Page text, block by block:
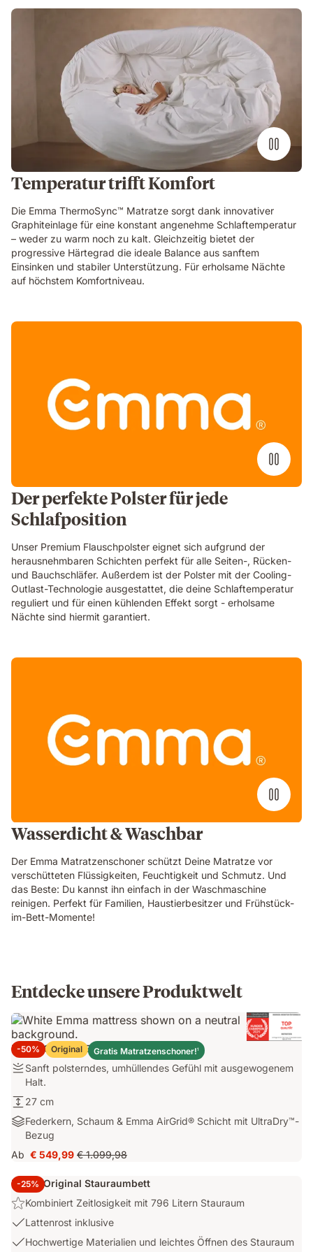
Temperatur trifft Komfort
Die Emma ThermoSync™ Matratze sorgt dank innovativer
Graphiteinlage für eine konstant angenehme Schlaftemperatur
– weder zu warm noch zu kalt. Gleichzeitig bietet der
progressive Härtegrad die ideale Balance aus sanftem
Einsinken und stabiler Unterstützung. Für erholsame Nächte
auf höchstem Komfortniveau.
Der perfekte Polster für jede
Schlafposition
Unser Premium Flauschpolster eignet sich aufgrund der
herausnehmbaren Schichten perfekt für alle Seiten-, Rücken-
und Bauchschläfer. Außerdem ist der Polster mit der Cooling-
Outlast-Technologie ausgestattet, die deine Schlaftemperatur
reguliert und für einen kühlenden Effekt sorgt - erholsame
Nächte sind hiermit garantiert.
Wasserdicht & Waschbar
Der Emma Matratzenschoner schützt Deine Matratze vor
verschütteten Flüssigkeiten, Feuchtigkeit und Schmutz. Und
das Beste: Du kannst ihn einfach in der Waschmaschine
reinigen. Perfekt für Familien, Haustierbesitzer und Frühstück-
im-Bett-Momente!
Entdecke unsere Produktwelt
-50% Original Gratis Matratzenschoner!1
Emma Original Elite Matratze
Sanft
polsterndes,
umhüllendes
Gefühl
mit
ausgewogenem
Halt.
Sanft polsterndes, umhüllendes Gefühl mit ausgewogenem
Halt.
27
cm
27 cm
Federkern,
Schaum
&
Emma
AirGrid®
Schicht
mit
UltraDry™-
Federkern, Schaum & Emma AirGrid® Schicht mit UltraDry™-
Bezug
Ab
Preis
€ 549,99
€ 549,99 Ursprünglicher
€ 1.099,98
€ 1.099,98
-25%
Emma Original Stauraumbett
Highlight:
Kombiniert
Zeitlosigkeit
mit
Kombiniert Zeitlosigkeit mit 796 Litern Stauraum
USP
Lattenrost
Lattenrost inklusive
USPHochwertige Materialien und leichtes Öffnen des Stauraum